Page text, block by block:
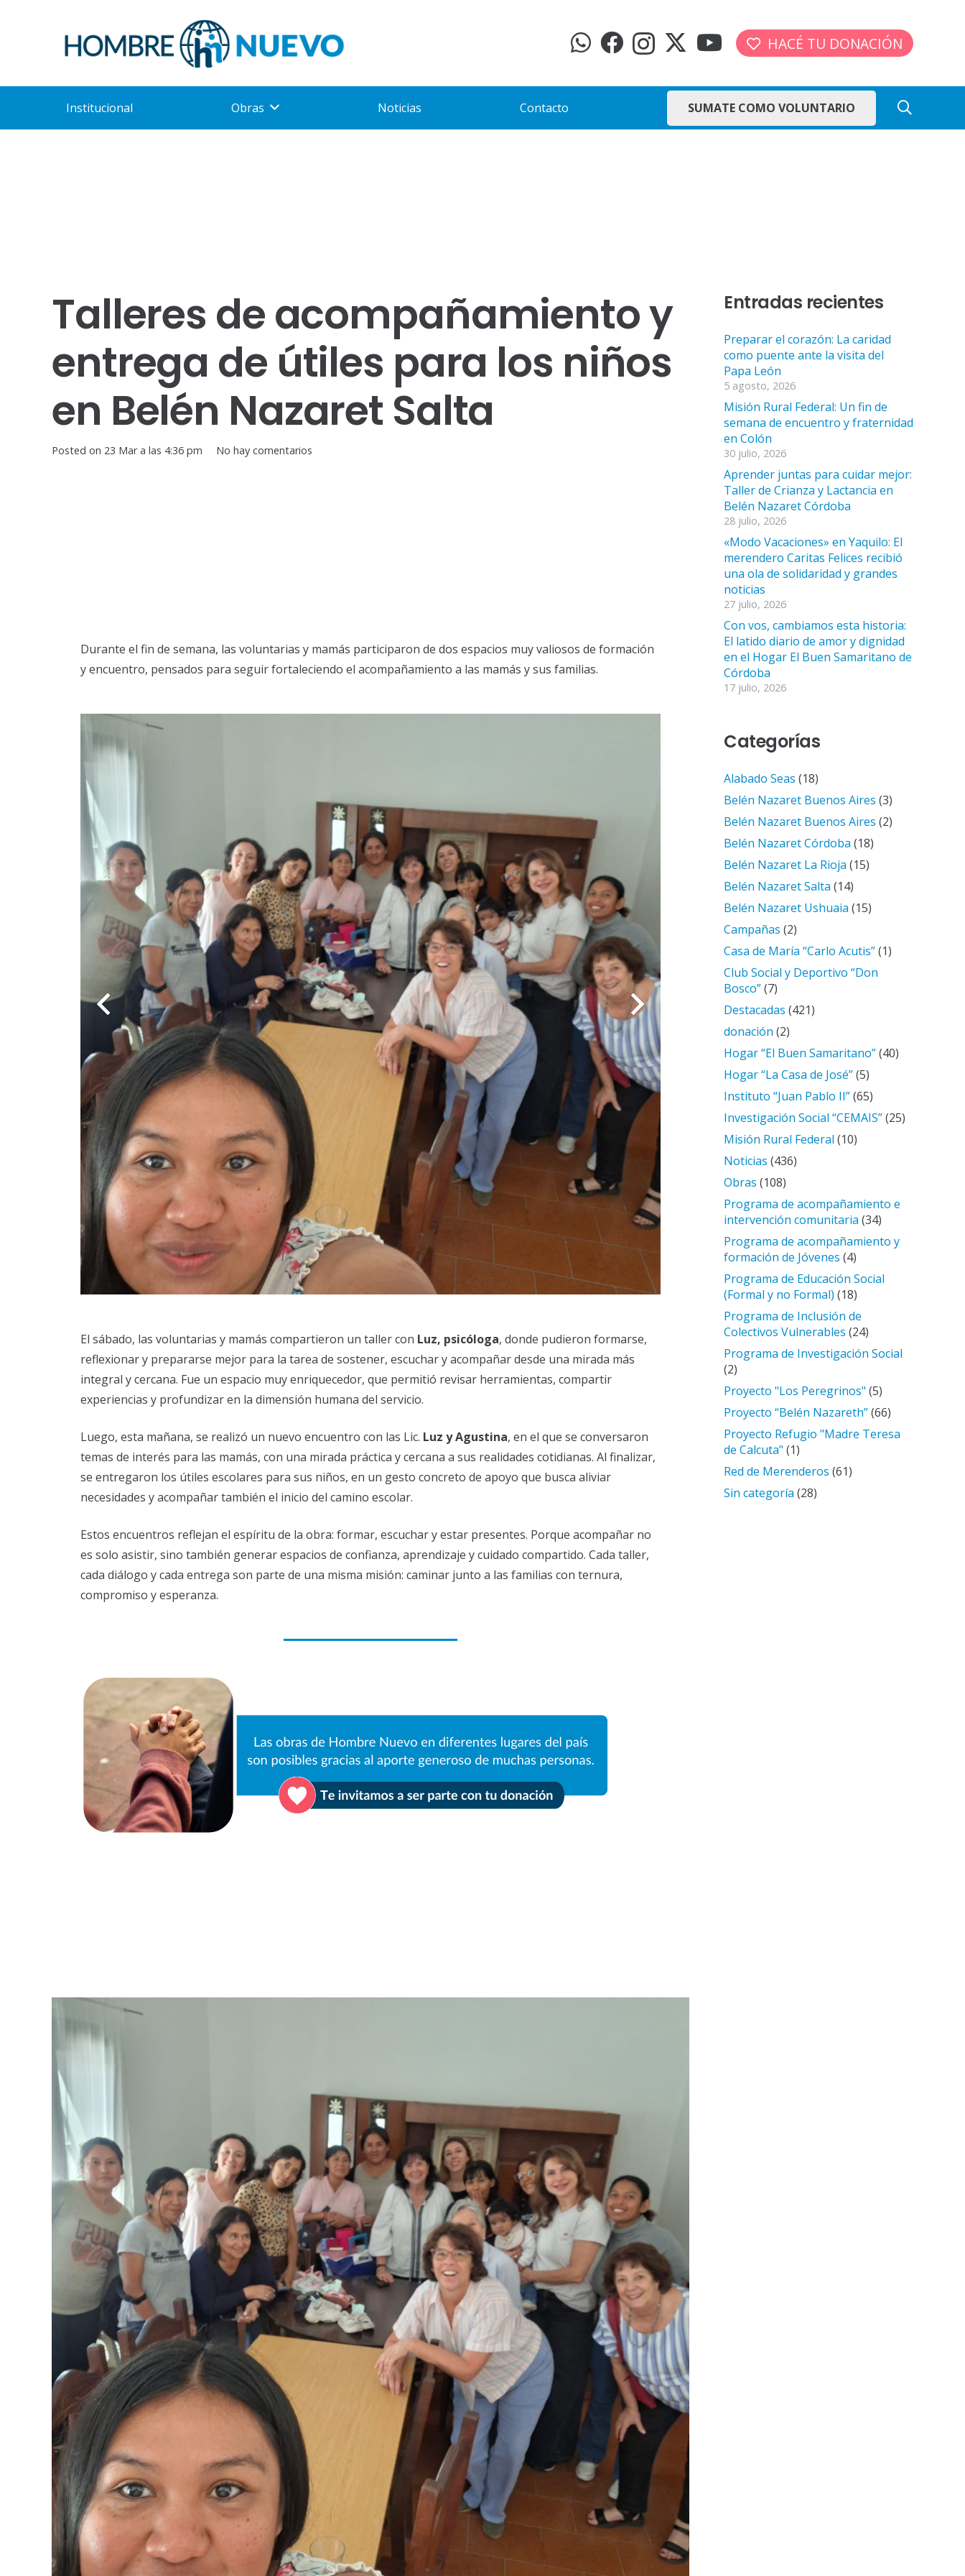
HACÉ TU DONACIÓN
Institucional Obras Noticias Contacto SUMATE COMO VOLUNTARIO
Talleres de acompañamiento y
entrega de útiles para los niños
en Belén Nazaret Salta
Posted on 23 Mar a las 4:36 pm No hay comentarios
Durante el fin de semana, las voluntarias y mamás participaron de dos espacios muy valiosos de formación
y encuentro, pensados para seguir fortaleciendo el acompañamiento a las mamás y sus familias.
El sábado, las voluntarias y mamás compartieron un taller con Luz, psicóloga, donde pudieron formarse,
reflexionar y prepararse mejor para la tarea de sostener, escuchar y acompañar desde una mirada más
integral y cercana. Fue un espacio muy enriquecedor, que permitió revisar herramientas, compartir
experiencias y profundizar en la dimensión humana del servicio.
Luego, esta mañana, se realizó un nuevo encuentro con las Lic. Luz y Agustina, en el que se conversaron
temas de interés para las mamás, con una mirada práctica y cercana a sus realidades cotidianas. Al finalizar,
se entregaron los útiles escolares para sus niños, en un gesto concreto de apoyo que busca aliviar
necesidades y acompañar también el inicio del camino escolar.
Estos encuentros reflejan el espíritu de la obra: formar, escuchar y estar presentes. Porque acompañar no
es solo asistir, sino también generar espacios de confianza, aprendizaje y cuidado compartido. Cada taller,
cada diálogo y cada entrega son parte de una misma misión: caminar junto a las familias con ternura,
compromiso y esperanza.
Entradas recientes
Preparar el corazón: La caridad
como puente ante la visita del
Papa León
5 agosto, 2026
Misión Rural Federal: Un fin de
semana de encuentro y fraternidad
en Colón
30 julio, 2026
Aprender juntas para cuidar mejor:
Taller de Crianza y Lactancia en
Belén Nazaret Córdoba
28 julio, 2026
«Modo Vacaciones» en Yaquilo: El
merendero Caritas Felices recibió
una ola de solidaridad y grandes
noticias
27 julio, 2026
Con vos, cambiamos esta historia:
El latido diario de amor y dignidad
en el Hogar El Buen Samaritano de
Córdoba
17 julio, 2026
Categorías
Alabado Seas (18)
Belén Nazaret Buenos Aires (3)
Belén Nazaret Buenos Aires (2)
Belén Nazaret Córdoba (18)
Belén Nazaret La Rioja (15)
Belén Nazaret Salta (14)
Belén Nazaret Ushuaia (15)
Campañas (2)
Casa de María “Carlo Acutis”(1)
Club Social y Deportivo “Don
Bosco”(7)
Destacadas (421)
donación (2)
Hogar “El Buen Samaritano”(40)
Hogar “La Casa de José”(5)
Instituto “Juan Pablo II”(65)
Investigación Social “CEMAIS”(25)
Misión Rural Federal (10)
Noticias (436)
Obras (108)
Programa de acompañamiento e
intervención comunitaria (34)
Programa de acompañamiento y
formación de Jóvenes (4)
Programa de Educación Social
(Formal y no Formal) (18)
Programa de Inclusión de
Colectivos Vulnerables (24)
Programa de Investigación Social
(2)
Proyecto "Los Peregrinos" (5)
Proyecto “Belén Nazareth”(66)
Proyecto Refugio "Madre Teresa
de Calcuta" (1)
Red de Merenderos (61)
Sin categoría (28)